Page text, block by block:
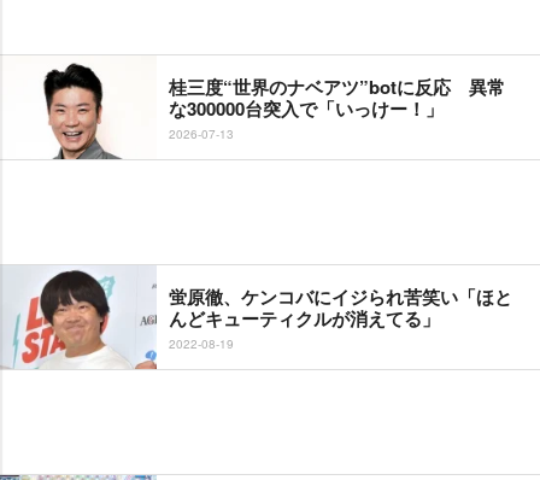
桂三度“世界のナベアツ”botに反応 異常
な300000台突入で「いっけー！」
2026-07-13
蛍原徹、ケンコバにイジられ苦笑い「ほと
んどキューティクルが消えてる」
2022-08-19